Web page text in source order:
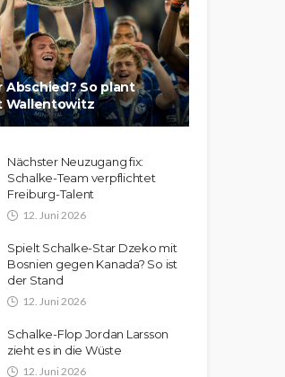
Abschied? So plant
Wallentowitz
Nächster Neuzugang fix:
Schalke-Team verpflichtet
Freiburg-Talent
12. Juni 2026
Spielt Schalke-Star Dzeko mit
Bosnien gegen Kanada? So ist
der Stand
12. Juni 2026
Schalke-Flop Jordan Larsson
zieht es in die Wüste
12. Juni 2026